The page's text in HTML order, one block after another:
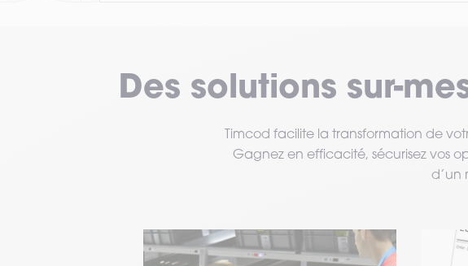
Des solutions sur-
Timcod facilite la transformation de
Gagnez en efficacité, sécurisez vos
d’un